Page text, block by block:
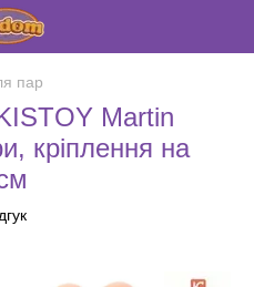
пар
Martin
кріплення на